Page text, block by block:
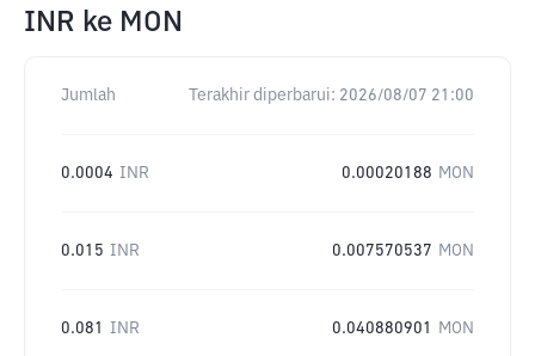
INR ke MON
Jumlah Terakhir diperbarui: 2026/08/07 21:00
0.0004 INR 0.00020188 MON
0.015 INR 0.007570537 MON
0.081 INR 0.040880901 MON